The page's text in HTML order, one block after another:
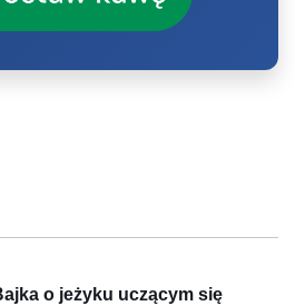
o jeżyku uczącym się